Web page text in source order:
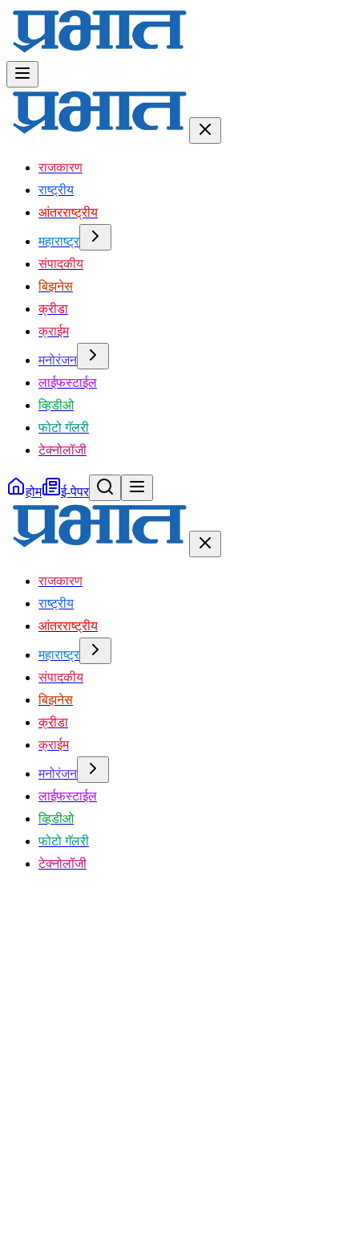
राजकारण
राष्ट्रीय
आंतरराष्ट्रीय
महाराष्ट्र
संपादकीय
बिझनेस
क्रीडा
क्राईम
मनोरंजन
लाईफस्टाईल
व्हिडीओ
फोटो गॅलरी
टेक्नोलॉजी
होम ई-पेपर
राजकारण
राष्ट्रीय
आंतरराष्ट्रीय
महाराष्ट्र
संपादकीय
बिझनेस
क्रीडा
क्राईम
मनोरंजन
लाईफस्टाईल
व्हिडीओ
फोटो गॅलरी
टेक्नोलॉजी